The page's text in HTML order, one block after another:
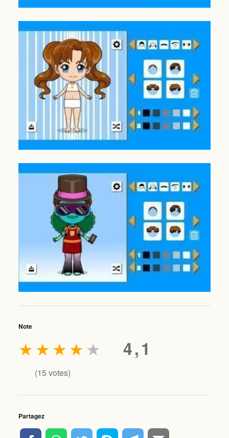
Note
4,1
★
★
★
★
★
(15 votes)
Partagez